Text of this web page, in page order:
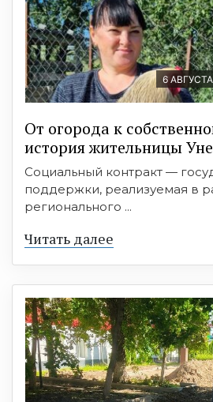
6
От огорода к
история жительницы
Социальный контракт —
поддержки, реализуемая в
регионального ...
Читать далее